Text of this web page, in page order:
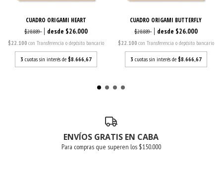
CUADRO ORIGAMI HEART
$28.889 $26.000
$22.100con Transferencia o depósito bancario
3 cuotas sin interés de$8.666,67
CUADRO ORIGAMI BUTTERFLY
$28.889 $26.000
$22.100 con Transferencia o depósito bancario
3 cuotas sin interés de $8.666,67
ENVÍOS GRATIS EN CABA
Para compras que superen los $150.000